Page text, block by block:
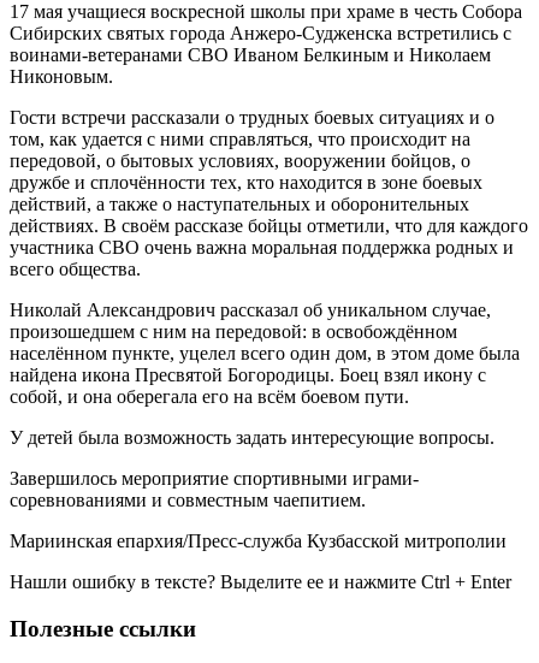
17 мая учащиеся воскресной школы при храме в честь Собора
Сибирских святых города Анжеро-Судженска встретились с
воинами-ветеранами СВО Иваном Белкиным и Николаем
Никоновым.
Гости встречи рассказали о трудных боевых ситуациях и о
том, как удается с ними справляться, что происходит на
передовой, о бытовых условиях, вооружении бойцов, о
дружбе и сплочённости тех, кто находится в зоне боевых
действий, а также о наступательных и оборонительных
действиях. В своём рассказе бойцы отметили, что для каждого
участника СВО очень важна моральная поддержка родных и
всего общества.
Николай Александрович рассказал об уникальном случае,
произошедшем с ним на передовой: в освобождённом
населённом пункте, уцелел всего один дом, в этом доме была
найдена икона Пресвятой Богородицы. Боец взял икону с
собой, и она оберегала его на всём боевом пути.
У детей была возможность задать интересующие вопросы.
Завершилось мероприятие спортивными играми-
соревнованиями и совместным чаепитием.
Мариинская епархия/Пресс-служба Кузбасской митрополии
Нашли ошибку в тексте? Выделите ее и нажмите Ctrl + Enter
Полезные ссылки